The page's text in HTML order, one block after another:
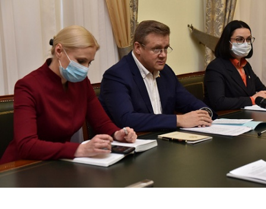
Перейти к основному содержанию